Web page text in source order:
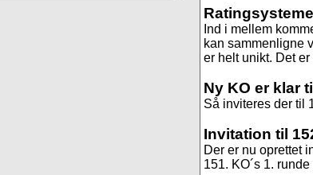
Ind i mellem
kan sammenligne
er helt unikt. Det
Ny KO er klar
Så inviteres der til
Invitation til
Der er nu oprettet
151. KO´s 1.